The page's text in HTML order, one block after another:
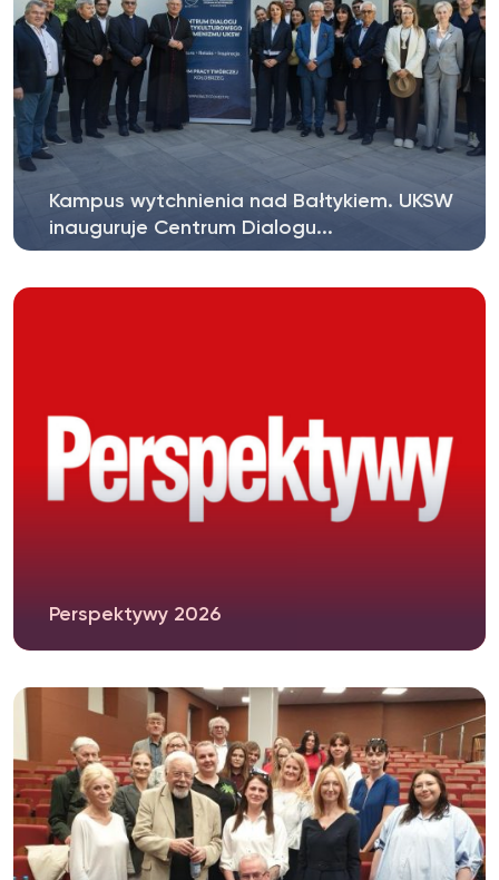
Kampus wytchnienia nad Bałtykiem. UKSW
inauguruje Centrum Dialogu...
odpoczynku – taką rolę ma...
Perspektywy 2026
swoją pozycję w Rankingu Szkół...